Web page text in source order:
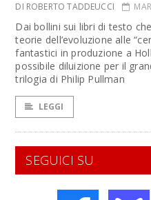
DI ROBERTO TADDEUCCI
Dai bollini sui libri di testo
teorie dell’evoluzione alle
fantastici in produzione a
possibile diluizione per il
trilogia di Philip Pullman
LEGGI
SEGUICI SU